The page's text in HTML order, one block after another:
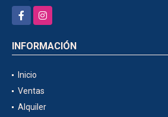
FacebookInstagram
INFORMACIÓN
Inicio
Ventas
Alquiler